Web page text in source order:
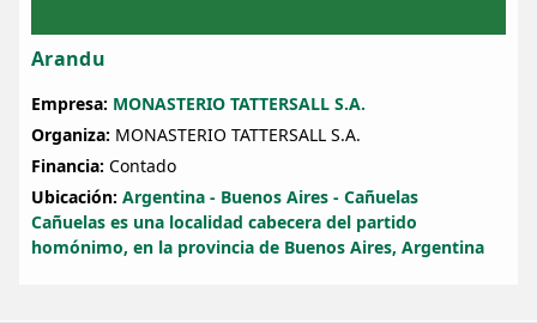
Arandu
Empresa: MONASTERIO TATTERSALL S.A.
Organiza: MONASTERIO TATTERSALL S.A.
Financia: Contado
Ubicación: Argentina - Buenos Aires - Cañuelas
Cañuelas es una localidad cabecera del partido
homónimo, en la provincia de Buenos Aires, Argentina